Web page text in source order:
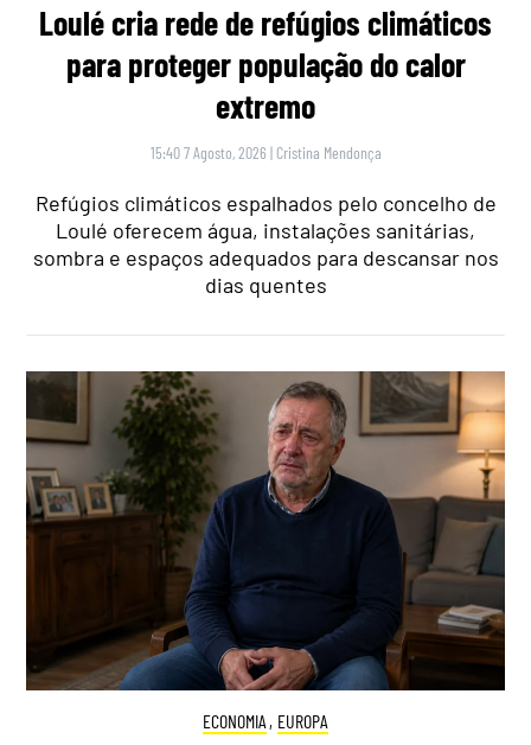
Loulé cria rede de refúgios climáticos
para proteger população do calor
extremo
15:40 7 Agosto, 2026 | Cristina Mendonça
Refúgios climáticos espalhados pelo concelho de
Loulé oferecem água, instalações sanitárias,
sombra e espaços adequados para descansar nos
dias quentes
ECONOMIA , EUROPA